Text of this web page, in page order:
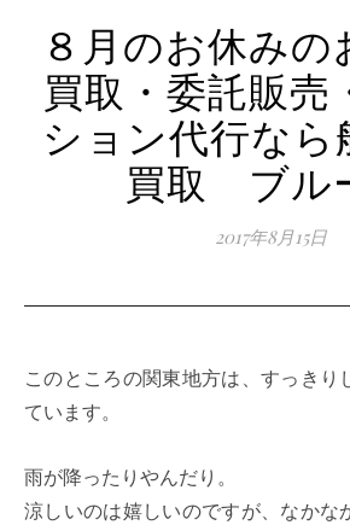
８月のお休みの
買取・委託販売
ション代行なら
買取 ブル
2017年8月15日
このところの関東地方は、すっきりしないお天気が続い
ています。
雨が降ったりやんだり。
涼しいのは嬉しいのですが、なかな